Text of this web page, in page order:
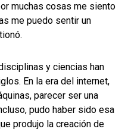
muchas cosas me siento
me puedo sentir un
y ciencias han
En la era del internet,
parecer ser una
pudo haber sido esa
produjo la creación de